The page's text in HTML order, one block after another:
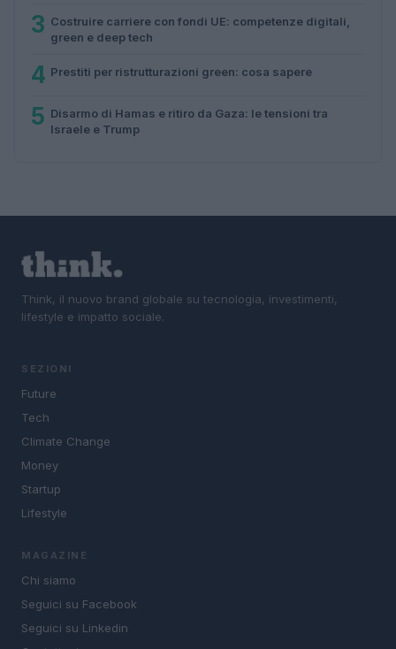
3 Costruire carriere con fondi UE: competenze digitali,
green e deep tech
4 Prestiti per ristrutturazioni green: cosa sapere
5 Disarmo di Hamas e ritiro da Gaza: le tensioni tra
Israele e Trump
Think, il nuovo brand globale su tecnologia, investimenti,
lifestyle e impatto sociale.
SEZIONI
Future
Tech
Climate Change
Money
Startup
Lifestyle
MAGAZINE
Chi siamo
Seguici su Facebook
Seguici su Linkedin